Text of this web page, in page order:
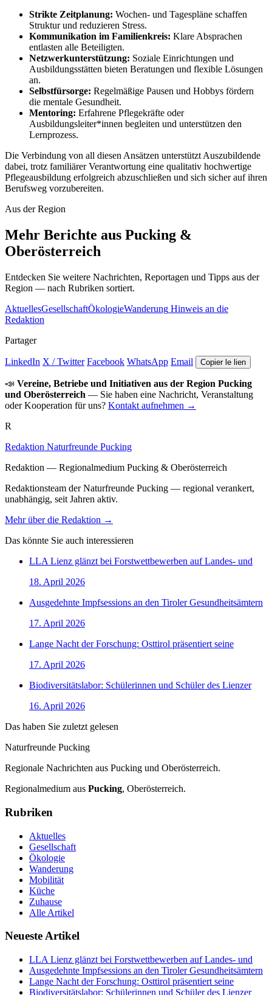
Strikte Zeitplanung: Wochen- und Tagespläne schaffen
Struktur und reduzieren Stress.
Kommunikation im Familienkreis: Klare Absprachen
entlasten alle Beteiligten.
Netzwerkunterstützung: Soziale Einrichtungen und
Ausbildungsstätten bieten Beratungen und flexible Lösungen
an.
Selbstfürsorge: Regelmäßige Pausen und Hobbys fördern
die mentale Gesundheit.
Mentoring: Erfahrene Pflegekräfte oder
Ausbildungsleiter*innen begleiten und unterstützen den
Lernprozess.
Die Verbindung von all diesen Ansätzen unterstützt Auszubildende
dabei, trotz familiärer Verantwortung eine qualitativ hochwertige
Pflegeausbildung erfolgreich abzuschließen und sich sicher auf ihren
Berufsweg vorzubereiten.
Aus der Region
Mehr Berichte aus Pucking &
Oberösterreich
Entdecken Sie weitere Nachrichten, Reportagen und Tipps aus der
Region — nach Rubriken sortiert.
AktuellesGesellschaftÖkologieWanderung Hinweis an die
Redaktion
Partager
LinkedIn X / Twitter Facebook WhatsApp Email Copier le lien
📣 Vereine, Betriebe und Initiativen aus der Region Pucking
und Oberösterreich — Sie haben eine Nachricht, Veranstaltung
oder Kooperation für uns? Kontakt aufnehmen →
R
Redaktion Naturfreunde Pucking
Redaktion — Regionalmedium Pucking & Oberösterreich
Redaktionsteam der Naturfreunde Pucking — regional verankert,
unabhängig, seit Jahren aktiv.
Mehr über die Redaktion →
Das könnte Sie auch interessieren
LLA Lienz glänzt bei Forstwettbewerben auf Landes- und
18. April 2026
Ausgedehnte Impfsessions an den Tiroler Gesundheitsämtern
17. April 2026
Lange Nacht der Forschung: Osttirol präsentiert seine
17. April 2026
Biodiversitätslabor: Schülerinnen und Schüler des Lienzer
16. April 2026
Das haben Sie zuletzt gelesen
Naturfreunde Pucking
Regionale Nachrichten aus Pucking und Oberösterreich.
Regionalmedium aus Pucking, Oberösterreich.
Rubriken
Aktuelles
Gesellschaft
Ökologie
Wanderung
Mobilität
Küche
Zuhause
Alle Artikel
Neueste Artikel
LLA Lienz glänzt bei Forstwettbewerben auf Landes- und
Ausgedehnte Impfsessions an den Tiroler Gesundheitsämtern
Lange Nacht der Forschung: Osttirol präsentiert seine
Biodiversitätslabor: Schülerinnen und Schüler des Lienzer